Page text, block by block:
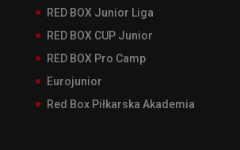
RED BOX Junior Liga
RED BOX CUP Junior
RED BOX Pro Camp
Eurojunior
Red Box Piłkarska Akademia